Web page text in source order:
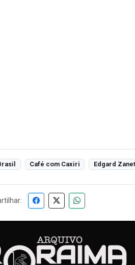
Café com Caxiri Edgard